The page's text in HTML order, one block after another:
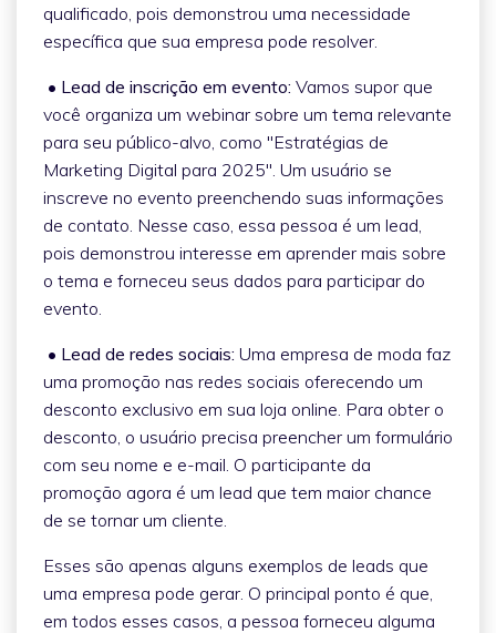
qualificado, pois demonstrou uma necessidade
específica que sua empresa pode resolver.
• Lead de inscrição em evento: Vamos supor que
você organiza um webinar sobre um tema relevante
para seu público-alvo, como "Estratégias de
Marketing Digital para 2025". Um usuário se
inscreve no evento preenchendo suas informações
de contato. Nesse caso, essa pessoa é um lead,
pois demonstrou interesse em aprender mais sobre
o tema e forneceu seus dados para participar do
evento.
• Lead de redes sociais: Uma empresa de moda faz
uma promoção nas redes sociais oferecendo um
desconto exclusivo em sua loja online. Para obter o
desconto, o usuário precisa preencher um formulário
com seu nome e e-mail. O participante da
promoção agora é um lead que tem maior chance
de se tornar um cliente.
Esses são apenas alguns exemplos de leads que
uma empresa pode gerar. O principal ponto é que,
em todos esses casos, a pessoa forneceu alguma